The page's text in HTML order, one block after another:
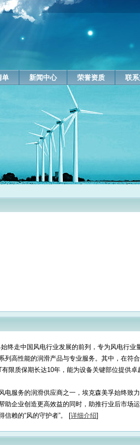
单 新闻中心 荣誉资质 联
终走中国风电行业发展的前列，专为风电行业
列高性能的润滑产品与专业服务。其中，在符
限质保期长达10年，能为设备关键部位提供
电服务的润滑供应商之一，埃克森美孚始终致
助企业创造更高效益的同时，助推行业后市场
信赖的“风的守护者”。 [详细介绍]